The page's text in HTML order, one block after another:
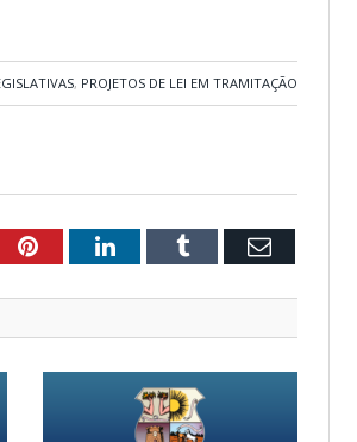
, PROJETOS DE LEI EM TRAMITAÇÃO
PinterestLinkedInTumblr Email